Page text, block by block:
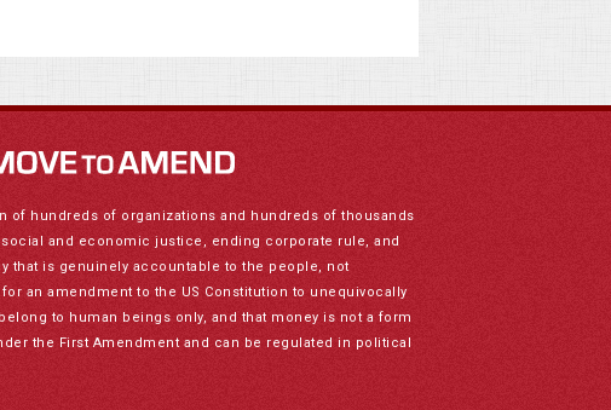
of hundreds of organizations and hundreds of thousands
and economic justice, ending corporate rule, and
that is genuinely accountable to the people, not
an amendment to the US Constitution to unequivocally
to human beings only, and that money is not a form
the First Amendment and can be regulated in political